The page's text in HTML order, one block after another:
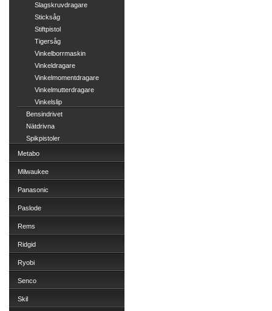
Slagskruvdragare
Sticksåg
Stiftpistol
Tigersåg
Vinkelborrmaskin
Vinkeldragare
Vinkelmomentdragare
Vinkelmutterdragare
Vinkelslip
Bensindrivet
Nätdrivna
Spikpistoler
Metabo
Milwaukee
Panasonic
Paslode
Rems
Ridgid
Ryobi
Senco
Skil